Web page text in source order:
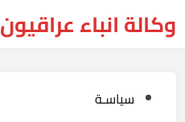
toوكالة انباء عراقيون
Postedسياسـة